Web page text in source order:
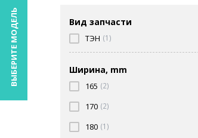
Вид запчасти
ТЭН (1)
Ширина, mm
165 (2)
170 (2)
180 (1)
ВЫБЕРИТЕ МОДЕЛЬ